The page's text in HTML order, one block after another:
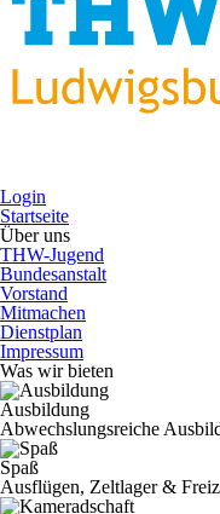
Login
Startseite
Über uns
THW-Jugend
Bundesanstalt
Vorstand
Mitmachen
Dienstplan
Impressum
Was wir bieten
Ausbildung
Abwechslungsreiche
Spaß
Ausflügen, Zeltlager &